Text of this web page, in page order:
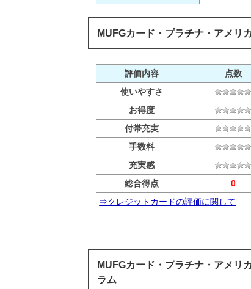
MUFGカード・プラチナ・アメリ
評価内容
点数
使いやすさ
お得度
付帯充実
手数料
充実感
総合得点
0
⇒クレジットカードの評価に関して
MUFGカード・プラチナ・アメリ
ラム